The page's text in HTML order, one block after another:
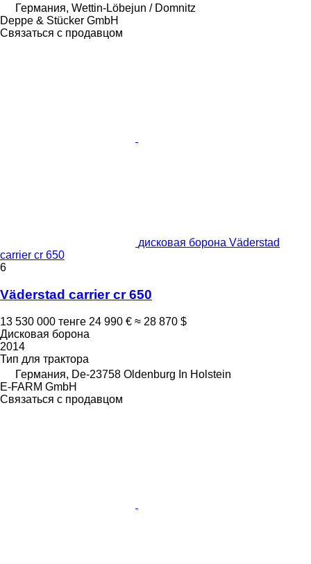
Германия, Wettin-Löbejun / Domnitz
Deppe & Stücker GmbH
Связаться с продавцом
дисковая борона Väderstad
carrier cr 650
6
Väderstad carrier cr 650
13 530 000 тенге 24 990 € ≈ 28 870 $
Дисковая борона
2014
Тип для трактора
Германия, De-23758 Oldenburg In Holstein
E-FARM GmbH
Связаться с продавцом